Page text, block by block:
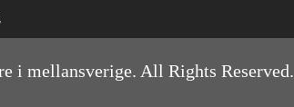
i mellansverige. All Rights Reserved.